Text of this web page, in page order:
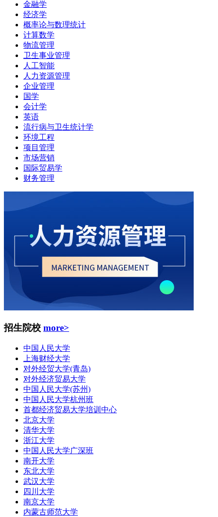
金融学
经济学
概率论与数理统计
计算数学
物流管理
卫生事业管理
人工智能
人力资源管理
企业管理
国学
会计学
英语
流行病与卫生统计学
环境工程
项目管理
市场营销
国际贸易学
财务管理
招生院校 more>
中国人民大学
上海财经大学
对外经贸大学(青岛)
对外经济贸易大学
中国人民大学(苏州)
中国人民大学杭州班
首都经济贸易大学培训中心
北京大学
清华大学
浙江大学
中国人民大学广深班
南开大学
东北大学
武汉大学
四川大学
南京大学
内蒙古师范大学